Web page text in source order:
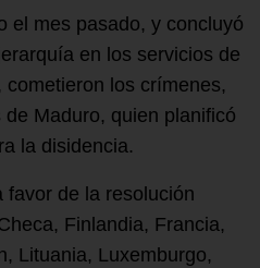
el mes pasado, y concluyó
en los servicios de
los crímenes,
Maduro, quien planificó
la disidencia.
favor de la resolución
Finlandia, Francia,
Lituania, Luxemburgo,